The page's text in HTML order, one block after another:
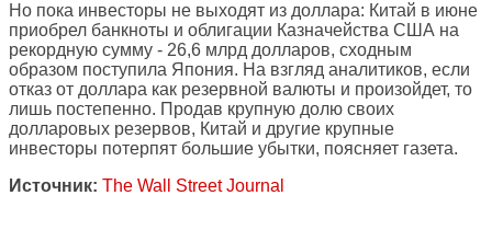
Но пока инвесторы не выходят из доллара: Китай в июне
приобрел банкноты и облигации Казначейства США на
рекордную сумму - 26,6 млрд долларов, сходным
образом поступила Япония. На взгляд аналитиков, если
отказ от доллара как резервной валюты и произойдет, то
лишь постепенно. Продав крупную долю своих
долларовых резервов, Китай и другие крупные
инвесторы потерпят большие убытки, поясняет газета.
Источник: The Wall Street Journal